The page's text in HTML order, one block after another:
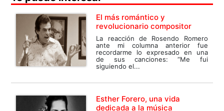
El más romántico y
revolucionario compositor
La reacción de Rosendo Romero
ante mi columna anterior fue
recordarme lo expresado en una
de sus canciones: “Me fui
siguiendo el...
Esther Forero, una vida
dedicada a la música